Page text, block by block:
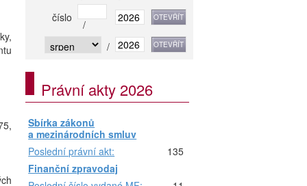
číslo
/
/
Právní akty 2026
Sbírka zákonů
a mezinárodních smluv
Poslední právní akt:
135
Finanční zpravodaj